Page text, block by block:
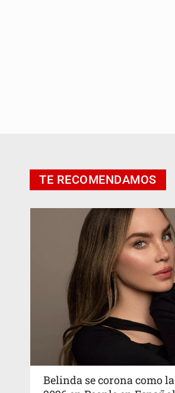
TE RECOMENDAMOS
Belinda se corona como